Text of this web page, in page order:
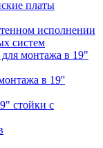
платы
исполнении
систем
монтажа в 19"
в 19''
стойки с